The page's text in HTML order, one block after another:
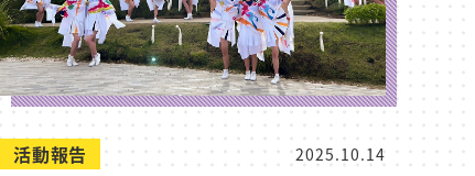
活動報告 2025.10.14